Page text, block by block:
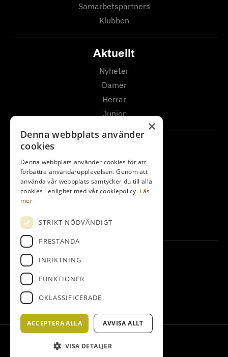
Samarbetspartners
Klubben
Aktuellt
Nyheter
Damer
Herrar
Junior
Bedinge Golfklubb
Golfbanevägen 10
231 75 Beddingestrand
info@bedingegk.se
Instagram
×
Denna webbplats använder
cookies
Denna webbplats använder cookies för att
förbättra användarupplevelsen. Genom att
använda vår webbplats samtycker du till alla
cookies i enlighet med vår cookiepolicy. Läs
mer
STRIKT NÖDVÄNDIGT
PRESTANDA
INRIKTNING
FUNKTIONER
OKLASSIFICERADE
ACCEPTERA ALLA AVVISA ALLT
VISA DETALJER